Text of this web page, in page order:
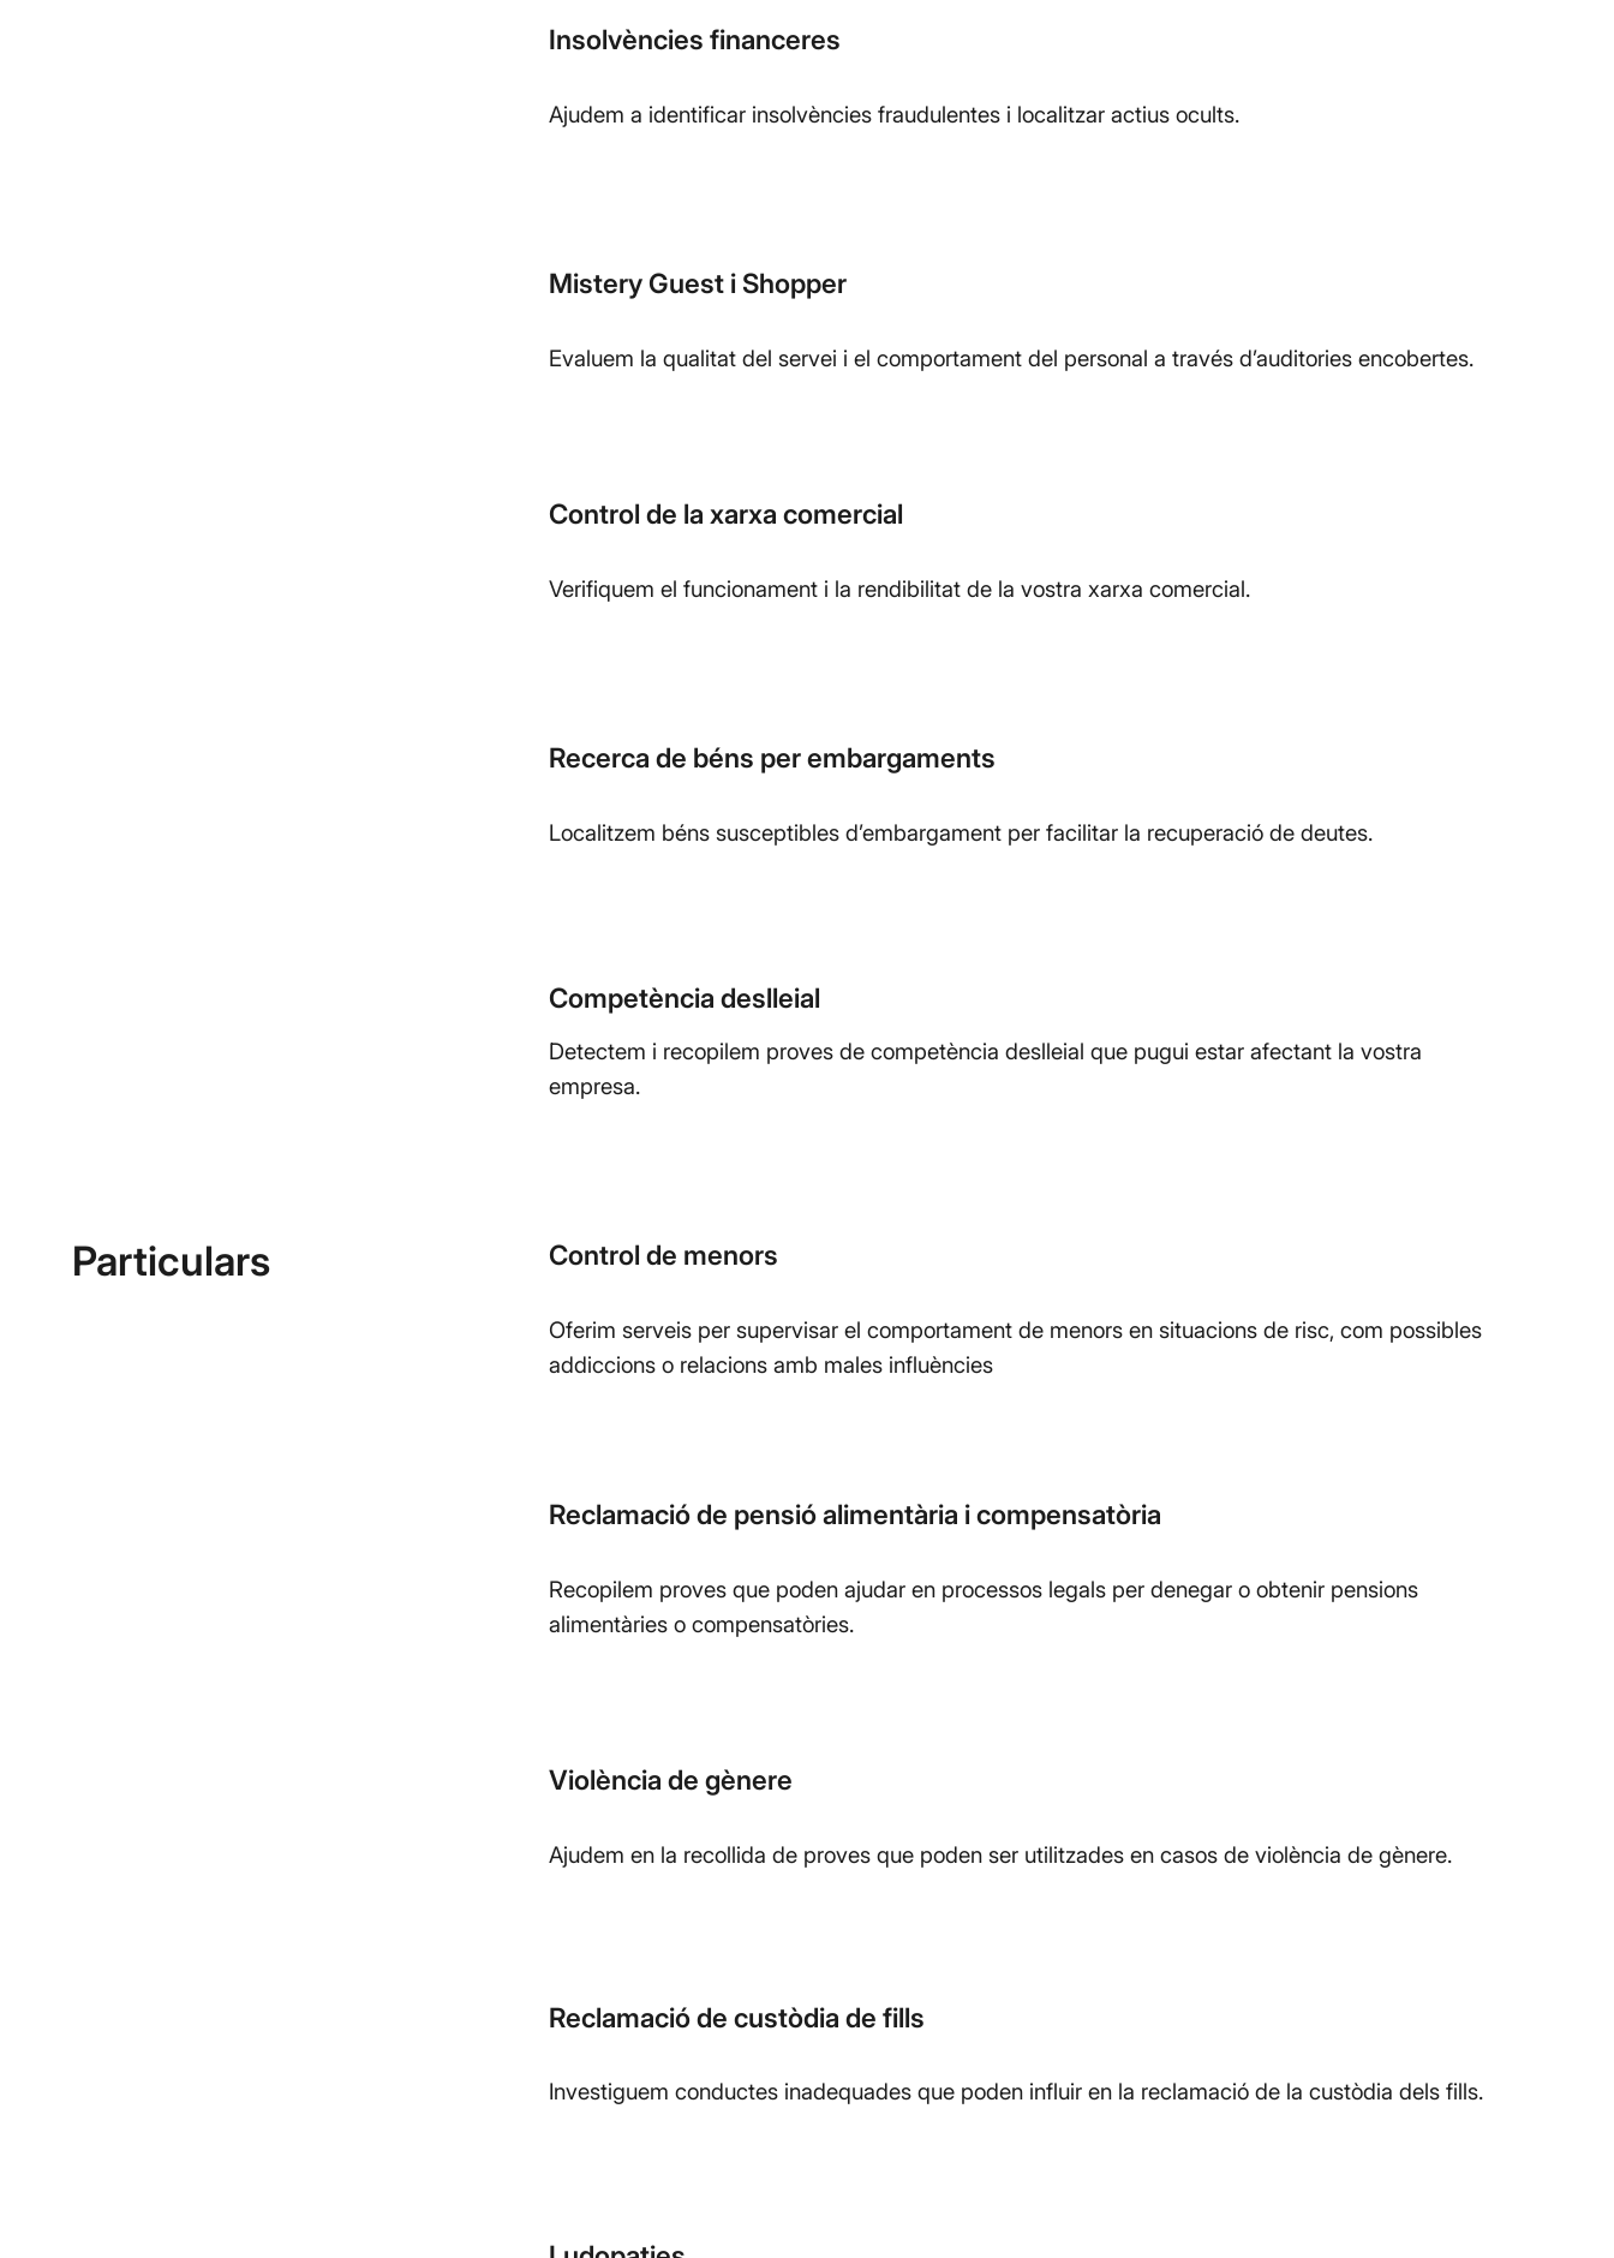
Particulars
Insolvències financeres
Ajudem a identificar insolvències fraudulentes i localitzar actius ocults.
Mistery Guest i Shopper
Evaluem la qualitat del servei i el comportament del personal a través d’auditories encobertes.
Control de la xarxa comercial
Verifiquem el funcionament i la rendibilitat de la vostra xarxa comercial.
Recerca de béns per embargaments
Localitzem béns susceptibles d’embargament per facilitar la recuperació de deutes.
Competència deslleial
Detectem i recopilem proves de competència deslleial que pugui estar afectant la vostra
empresa.
Control de menors
Oferim serveis per supervisar el comportament de menors en situacions de risc, com possibles
addiccions o relacions amb males influències
Reclamació de pensió alimentària i compensatòria
Recopilem proves que poden ajudar en processos legals per denegar o obtenir pensions
alimentàries o compensatòries.
Violència de gènere
Ajudem en la recollida de proves que poden ser utilitzades en casos de violència de gènere.
Reclamació de custòdia de fills
Investiguem conductes inadequades que poden influir en la reclamació de la custòdia dels fills.